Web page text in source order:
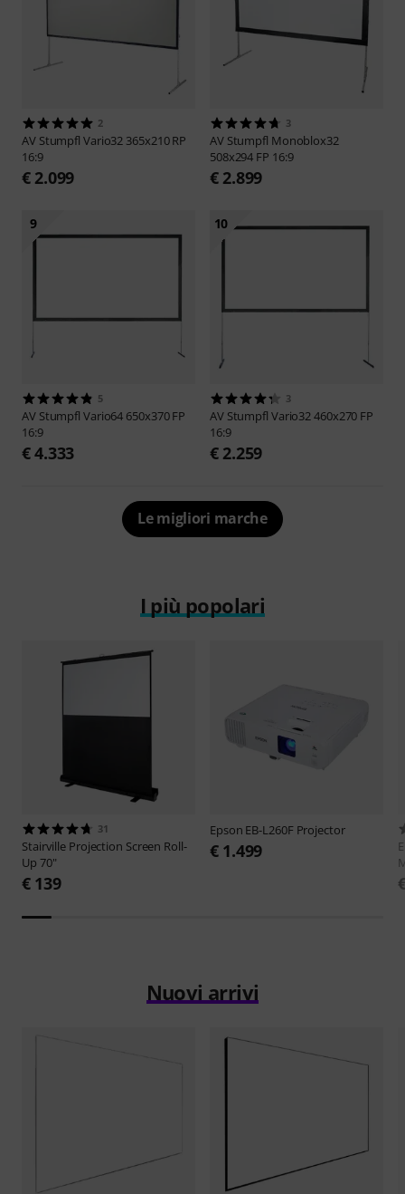
2
AV Stumpfl Vario32 365x210 RP
16:9
€ 2.099
3
AV Stumpfl Monoblox32
508x294 FP 16:9
€ 2.899
9
5
AV Stumpfl Vario64 650x370 FP
16:9
€ 4.333
10
3
AV Stumpfl Vario32 460x270 FP
16:9
€ 2.259
Le migliori marche
I più popolari
31
Stairville Projection Screen Roll-
Up 70"
€ 139
Epson EB-L260F Projector
€ 1.499
Nuovi arrivi